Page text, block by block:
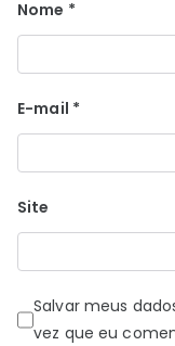
Nome *
E-mail *
Site
Salvar meus
vez que eu